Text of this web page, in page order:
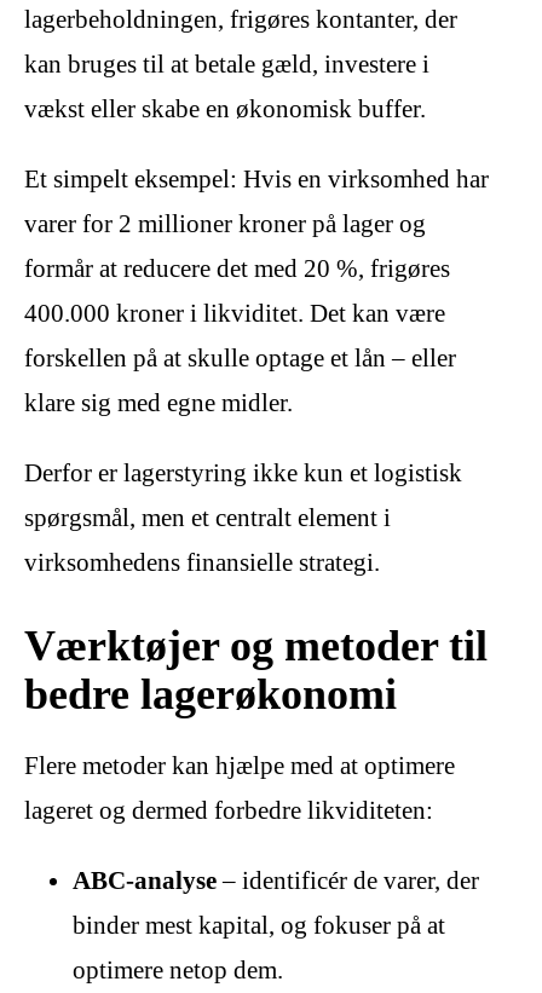
lagerbeholdningen, frigøres kontanter, der
kan bruges til at betale gæld, investere i
vækst eller skabe en økonomisk buffer.
Et simpelt eksempel: Hvis en virksomhed har
varer for 2 millioner kroner på lager og
formår at reducere det med 20 %, frigøres
400.000 kroner i likviditet. Det kan være
forskellen på at skulle optage et lån – eller
klare sig med egne midler.
Derfor er lagerstyring ikke kun et logistisk
spørgsmål, men et centralt element i
virksomhedens finansielle strategi.
Værktøjer og metoder til
bedre lagerøkonomi
Flere metoder kan hjælpe med at optimere
lageret og dermed forbedre likviditeten:
ABC-analyse– identificér de varer, der
binder mest kapital, og fokuser på at
optimere netop dem.